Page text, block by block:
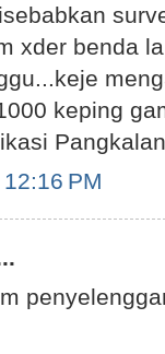
xder benda
keping
PM